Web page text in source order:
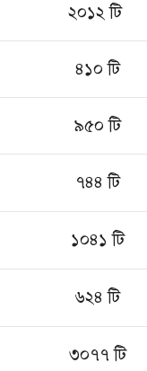
২০১২ টি
৪১০ টি
৯৫০ টি
৭৪৪ টি
১০৪১ টি
৬২৪ টি
৩০৭৭ টি